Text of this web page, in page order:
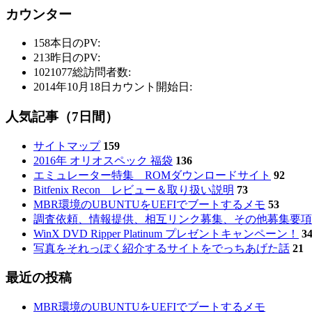
カウンター
158本日のPV:
213昨日のPV:
1021077総訪問者数:
2014年10月18日 カウント開始日:
人気記事（7日間）
サイトマップ 159
2016年 オリオスペック 福袋 136
エミュレーター特集 ROMダウンロードサイト 92
Bitfenix Recon レビュー＆取り扱い説明 73
MBR環境のUBUNTUをUEFIでブートするメモ 53
調査依頼、情報提供、相互リンク募集、その他募集要
WinX DVD Ripper Platinum プレゼントキャンペーン！
34
写真をそれっぽく紹介するサイトをでっちあげた話 21
最近の投稿
MBR環境のUBUNTUをUEFIでブートするメモ